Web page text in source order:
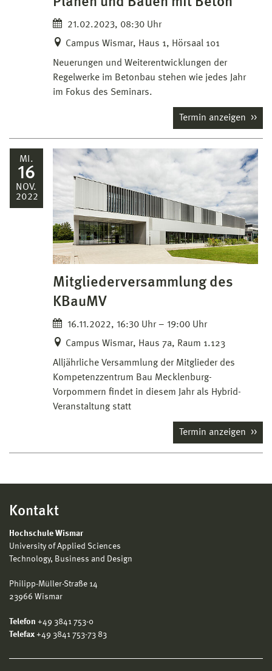
21.02.2023, 08:30 Uhr
Campus Wismar, Haus 1, Hörsaal 101
Neuerungen und Weiterentwicklungen der
Regelwerke im Betonbau stehen wie jedes Jahr
im Fokus des Seminars.
Termin anzeigen
MI.
16
NOV.
2022
Mitgliederversammlung des
KBauMV
16.11.2022, 16:30 Uhr – 19:00 Uhr
Campus Wismar, Haus 7a, Raum 1.123
Alljährliche Versammlung der Mitglieder des
Kompetenzzentrum Bau Mecklenburg-
Vorpommern findet in diesem Jahr als Hybrid-
Veranstaltung statt
Termin anzeigen
Kontakt
Hochschule Wismar
University of Applied Sciences
Technology, Business and Design
Philipp-Müller-Straße 14
23966 Wismar
Telefon +49 3841 753-0
Telefax +49 3841 753-73 83